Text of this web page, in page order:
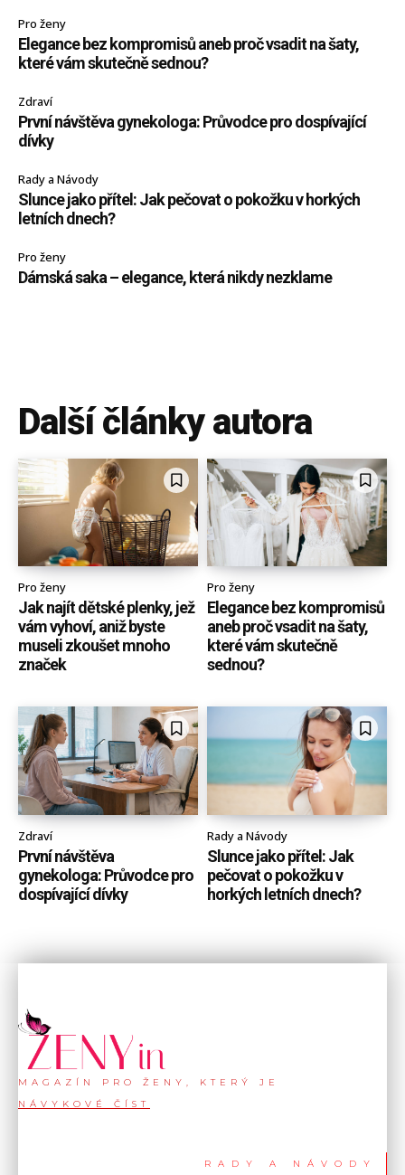
Pro ženy
Elegance bez kompromisů aneb proč vsadit na šaty,
které vám skutečně sednou?
Zdraví
První návštěva gynekologa: Průvodce pro dospívající
dívky
Rady a Návody
Slunce jako přítel: Jak pečovat o pokožku v horkých
letních dnech?
Pro ženy
Dámská saka – elegance, která nikdy nezklame
Další články autora
Pro ženy
Jak najít dětské plenky, jež
vám vyhoví, aniž byste
museli zkoušet mnoho
značek
Pro ženy
Elegance bez kompromisů
aneb proč vsadit na šaty,
které vám skutečně
sednou?
Zdraví
První návštěva
gynekologa: Průvodce pro
dospívající dívky
Rady a Návody
Slunce jako přítel: Jak
pečovat o pokožku v
horkých letních dnech?
MAGAZÍN PRO ŽENY, KTERÝ JE
NÁVYKOVÉ ČÍST
RADY A NÁVODY